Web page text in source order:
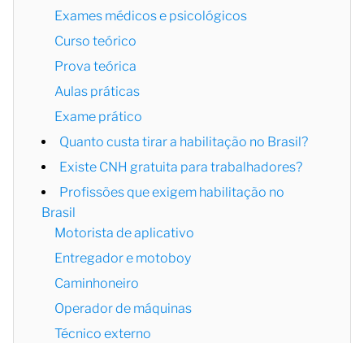
Exames médicos e psicológicos
Curso teórico
Prova teórica
Aulas práticas
Exame prático
Quanto custa tirar a habilitação no Brasil?
Existe CNH gratuita para trabalhadores?
Profissões que exigem habilitação no
Brasil
Motorista de aplicativo
Entregador e motoboy
Caminhoneiro
Operador de máquinas
Técnico externo